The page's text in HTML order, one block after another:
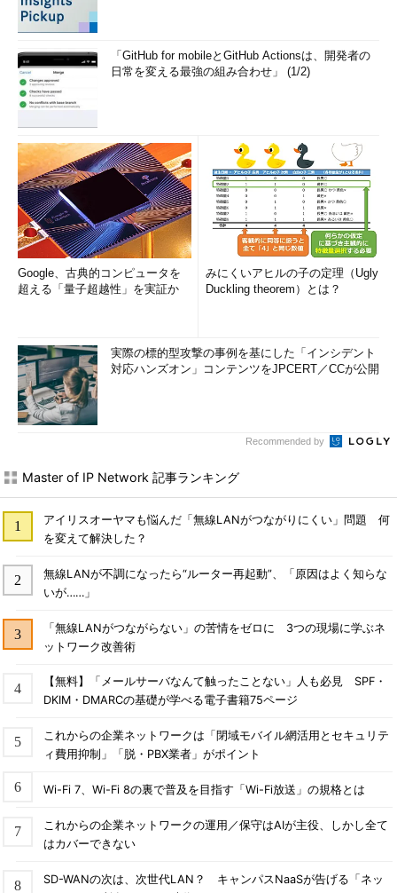
「GitHub for mobileとGitHub Actionsは、開発者の
日常を変える最強の組み合わせ」 (1/2)
Google、古典的コンピュータを
超える「量子超越性」を実証か
みにくいアヒルの子の定理（Ugly
Duckling theorem）とは？
実際の標的型攻撃の事例を基にした「インシデント
対応ハンズオン」コンテンツをJPCERT／CCが公開
Recommended by
Master of IP Network 記事ランキング
アイリスオーヤマも悩んだ「無線LANがつながりにくい」問題 何
を変えて解決した？
無線LANが不調になったら“ルーター再起動”、「原因はよく知らな
いが……」
「無線LANがつながらない」の苦情をゼロに 3つの現場に学ぶネ
ットワーク改善術
【無料】「メールサーバなんて触ったことない」人も必見 SPF・
DKIM・DMARCの基礎が学べる電子書籍75ページ
これからの企業ネットワークは「閉域モバイル網活用とセキュリテ
ィ費用抑制」「脱・PBX業者」がポイント
Wi-Fi 7、Wi-Fi 8の裏で普及を目指す「Wi-Fi放送」の規格とは
これからの企業ネットワークの運用／保守はAIが主役、しかし全て
はカバーできない
SD-WANの次は、次世代LAN？ キャンパスNaaSが告げる「ネッ